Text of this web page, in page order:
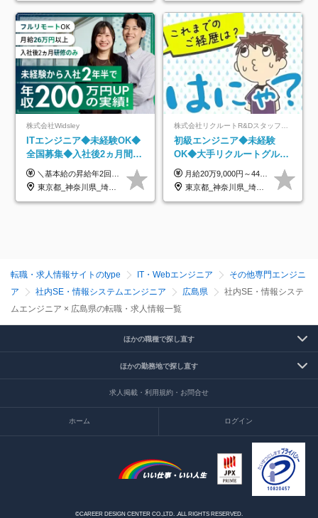
株式会社Widsley
ITエンジニア◆未経験OK◆
全国募集◆入社後2ヵ月間は
研修のみ◆フルリモート
OK◆残業月3h◆服装髪型自
＼基本給の昇給年2回＆プロジェクト手当による昇給年12回！！／ 【経験者の場合】 月給33万円～70万円＋プロジェクト手当＋資格手当 ★スキルや経験を考慮の上、優遇します ★上記給与には固定残業代20時間分(月4万3883円～)を含みます。残業が超過した場合は、追加支給します(残業は月平均3時間とほぼ発生しません。残業がなくても、固定残業代は支給されます) ★試用期間中も、月給や福利厚生等は同じです ---------- 【未経験者の場合】 月給26万円～50万円＋プロジェクト手当＋資格手当 ★スキルや経験を考慮の上、優遇します ★上記給与には固定残業代20時間分(月3万719円～)を含みます。残業が超過した場合は、追加支給します(残業は月平均3時間とほぼ発生しません。残業がなくても、固定残業代は支給されます) ★試用期間6ヵ月あり ・1ヶ月目～：月給23万円～ ・2ヶ月目～6ヶ月目：月給23万円～＋プロジェクト手当1～3万円 （上記給与にはそれぞれ固定残業代20時間分(月3万719円～)を含み、超過した場合は追加支給します。） ---------- 【プロジェクト手当について】 参画するプロジェクトの単価に応じて毎月の歩合給を支給します 業界内でもトップクラスの高還元です！
東京都_神奈川県_埼玉県_千葉県_大阪府_愛知県_北海道_青森県_岩手県_宮城県_秋田県_山形県_福島県_茨城県_栃木県_群馬県_新潟県_山梨県_長野県_富山県_石川県_福井県_静岡県_岐阜県_三重県_兵庫県_京都府_滋賀県_奈良県_和歌山県_広島県_岡山県_鳥取県_島根県_山口県_徳島県_香川県_愛媛県_高知県_福岡県_熊本県_佐賀県_長崎県_大分県_宮崎県_鹿児島県_沖縄県
初級エンジニア◆未経験
OK◆大手リクルートグルー
プ正社員◆独自の教育体制
◆住宅手当制度あり/s
月給20万9,000円～44万円 ※試用期間6カ月あり（期間中の待遇に変更なし） ※経験・能力・前給を考慮の上、決定いたします ※時間外手当100％支給 ※派遣就業先が変更となる場合には、就業規則、労使協定等に基づき賃金が変更となる可能性があります
東京都_神奈川県_埼玉県_千葉県_大阪府_愛知県_青森県_岩手県_宮城県_秋田県_山形県_福島県_茨城県_栃木県_群馬県_山梨県_長野県_福井県_静岡県_岐阜県_三重県_兵庫県_京都府_滋賀県_奈良県_広島県_岡山県_山口県_香川県_福岡県_熊本県_佐賀県_長崎県_大分県_宮崎県_鹿児島県
転職・求人情報サイトのtype IT・Webエンジニア
その他専門エンジニ
ア
社内SE・情報システムエンジニア 広島県
社内SE・情報システ
ムエンジニア × 広島県の転職・求人情報一覧
ほかの職種で探し直す
ほかの勤務地で探し直す
求人掲載・利用規約・お問合せ
ホーム ログイン
©CAREER DESIGN CENTER CO.,LTD. .ALL RIGHTS RESERVED.